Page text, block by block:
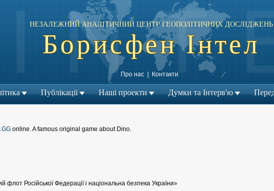
НЕЗАЛЕЖНИЙ АНАЛІТИЧНИЙ ЦЕНТР ГЕОПОЛІТИЧНИХ ДОСЛІДЖЕНЬ
Борисфен Інтел
Про нас| Контакти
Публікації Наші проекти Думки та Інтерв'ю
online. A famous original game about Dino.
Російської Федерації і національна безпека України»